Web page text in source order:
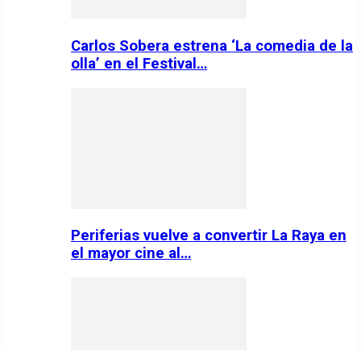
Carlos Sobera estrena ‘La comedia de la
olla’ en el Festival…
Periferias vuelve a convertir La Raya en
el mayor cine al…